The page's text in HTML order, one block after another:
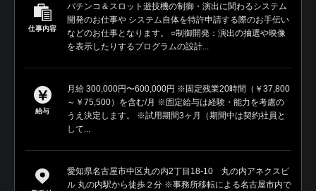
仕事内容
パチンコ＆スロット遊技機の制御・演出に関わるシステム
開発のお仕事や システム自体を特許申請する際のお手伝い
などのお仕事となります。 ○制御開発：演出の抽選や映像
を表示したりするプログラムの設計...
給与
月給 300,000円〜600,000円 ※固定残業20時間（￥37,800
～￥75,500）を含む/月 ※固定給与は経験・能力を考慮の
うえ決定します。 ※試用期間3ヶ月（期間中は契約社員と
して...
愛知県名古屋市中区丸の内2丁目18-10 丸の内アネクスビ
ル 丸の内駅から徒歩２分 ※事務所移転による名古屋市内で